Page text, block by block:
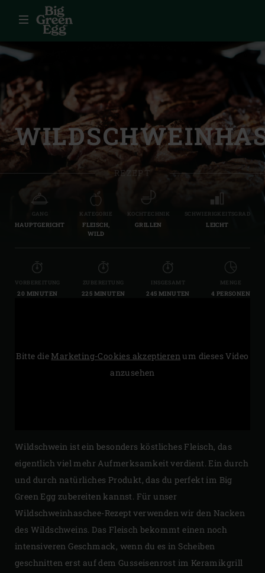
Menü
REZEPT
GANG
HAUPTGERICHT
KATEGORIE
FLEISCH,
WILD
KOCHTECHNIK
GRILLEN
SCHWIERIGKEITSGRAD
LEICHT
VORBEREITUNG
20 MINUTEN
ZUBEREITUNG
225 MINUTEN
INSGESAMT
245 MINUTEN
MENGE
4 PERSONEN
Bitte die Marketing-Cookies akzeptieren um dieses Video
anzusehen
Wildschwein ist ein besonders köstliches Fleisch, das
eigentlich viel mehr Aufmerksamkeit verdient. Ein durch
und durch natürliches Produkt, das du perfekt im Big
Green Egg zubereiten kannst. Für unser
Wildschweinhaschee-Rezept verwenden wir den Nacken
des Wildschweins. Das Fleisch bekommt einen noch
intensiveren Geschmack, wenn du es in Scheiben
geschnitten erst auf dem Gusseisenrost im Keramikgrill